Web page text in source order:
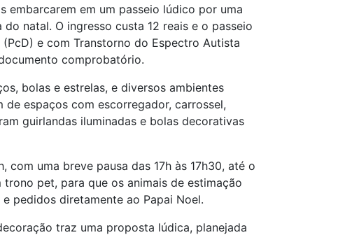
em um passeio lúdico por uma
natal. O ingresso custa 12 reais e o passeio
e com Transtorno do Espectro Autista
comprobatório.
bolas e estrelas, e diversos ambientes
espaços com escorregador, carrossel,
guirlandas iluminadas e bolas decorativas
uma breve pausa das 17h às 17h30, até o
pet, para que os animais de estimação
pedidos diretamente ao Papai Noel.
traz uma proposta lúdica, planejada